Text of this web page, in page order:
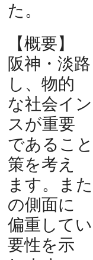
た。
【概要】
阪神・淡
し、物的
な社会イ
スが重要
であるこ
策を考え
ます。ま
の側面に
偏重して
要性を示